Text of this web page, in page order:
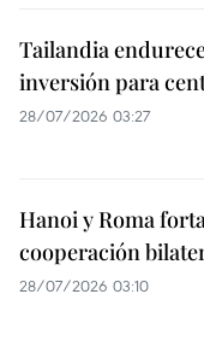
Tailandia
inversión para
28/07/2026 03:27
Hanoi y Roma
cooperación
28/07/2026 03:10